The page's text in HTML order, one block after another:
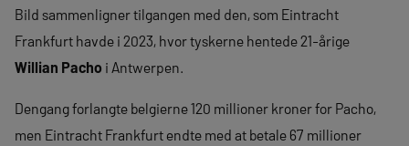
Bild sammenligner tilgangen med den, som Eintracht
Frankfurt havde i 2023, hvor tyskerne hentede 21-årige
Willian Pacho i Antwerpen.
Dengang forlangte belgierne 120 millioner kroner for Pacho,
men Eintracht Frankfurt endte med at betale 67 millioner